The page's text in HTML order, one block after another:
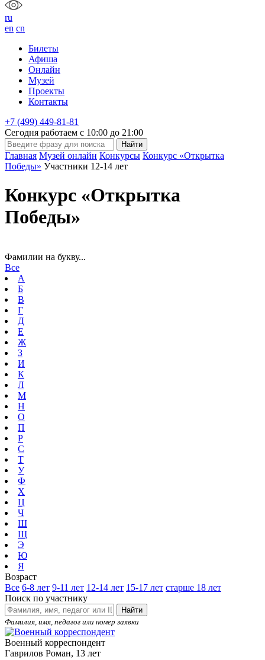
ru
en cn
Билеты
Афиша
Онлайн
Музей
Проекты
Контакты
+7 (499) 449-81-81
Сегодня работаем с 10:00 до 21:00
Главная Музей онлайн Конкурсы Конкурс «Открытка
Победы» Участники 12-14 лет
Конкурс «Открытка
Победы»
Фамилии на букву...
Все
А
Б
В
Г
Д
Е
Ж
З
И
К
Л
М
Н
О
П
Р
С
Т
У
Ф
Х
Ц
Ч
Ш
Щ
Э
Ю
Я
Возраст
Все 6-8 лет 9-11 лет 12-14 лет 15-17 лет старше 18 лет
Поиск по участнику
Найти
Фамилия, имя, педагог или номер заявки
Военный корреспондент
Гаврилов Роман, 13 лет